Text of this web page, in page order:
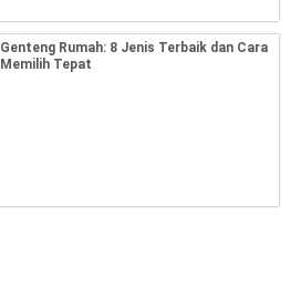
Genteng Rumah: 8 Jenis Terbaik dan Cara
Memilih Tepat